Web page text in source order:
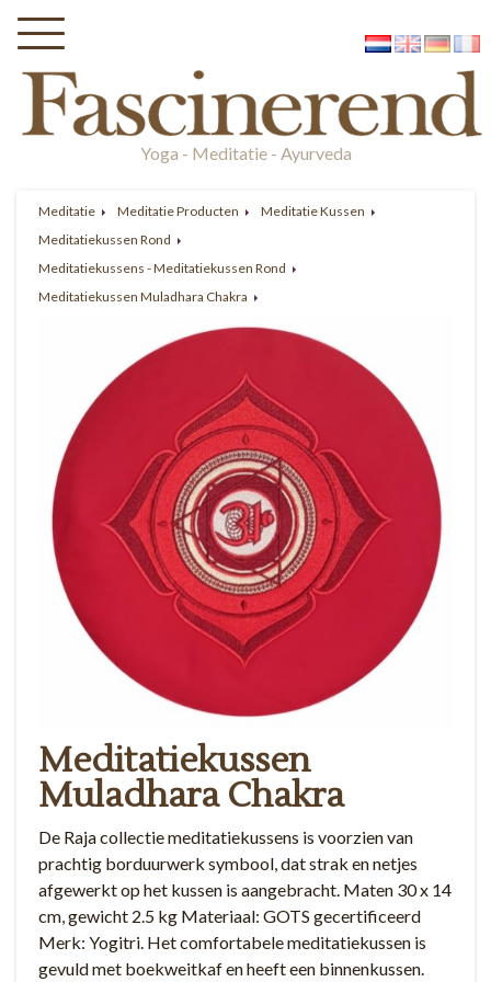
Yoga - Meditatie - Ayurveda
Meditatie Meditatie Producten
Meditatie Kussen
Meditatiekussen Rond
Meditatiekussens - Meditatiekussen Rond
Meditatiekussen Muladhara Chakra
Meditatiekussen
Muladhara Chakra
De Raja collectie meditatiekussens is voorzien van
prachtig borduurwerk symbool, dat strak en netjes
afgewerkt op het kussen is aangebracht. Maten 30 x 14
cm, gewicht 2.5 kg Materiaal: GOTS gecertificeerd
Merk: Yogitri. Het comfortabele meditatiekussen is
gevuld met boekweitkaf en heeft een binnenkussen.